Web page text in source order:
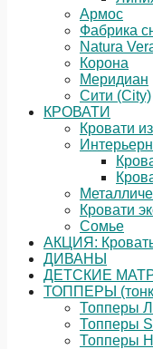
Армос
Фабрика
Natura
Корона
Меридиан
Сити (City)
КРОВАТИ
Кровати
Кровати
Сомье
АКЦИЯ:
ДИВАНЫ
ДЕТСКИЕ
ТОППЕРЫ
Топперы
Топперы
Топперы